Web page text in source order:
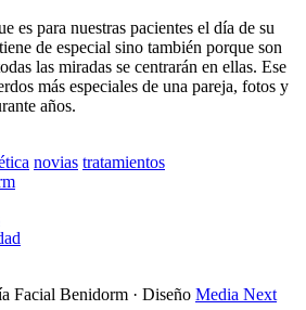
es para nuestras pacientes el día de su
de especial sino también porque son
las miradas se centrarán en ellas. Ese
más especiales de una pareja, fotos y
años.
novias tratamientos
Facial Benidorm · Diseño Media Next